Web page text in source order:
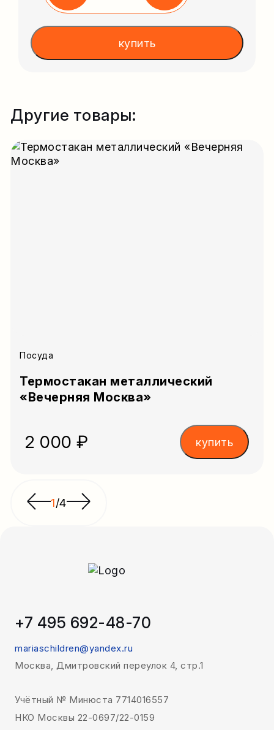
купить
Другие товары:
Посуда
Термостакан металлический
«Вечерняя Москва»
2 000 ₽ купить
1/4
+7 495 692-48-70
mariaschildren@yandex.ru
Москва, Дмитровский переулок 4, стр.1
Учётный № Минюста 7714016557
НКО Москвы 22-0697/22-0159